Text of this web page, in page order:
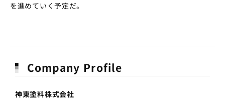
を進めていく予定だ。
Company Profile
神東塗料株式会社